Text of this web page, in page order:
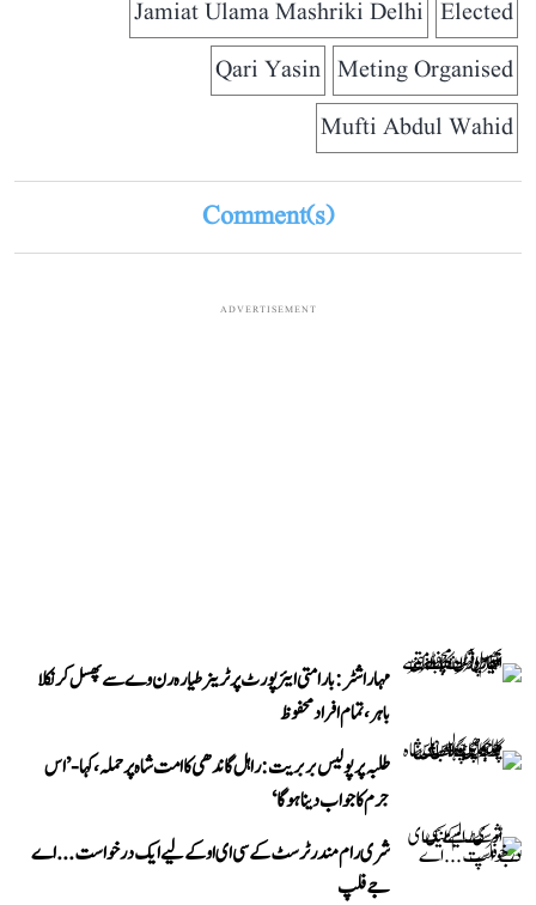
Elected
Jamiat Ulama Mashriki Delhi
Meting Organised
Qari Yasin
Mufti Abdul Wahid
Comment(s)
ADVERTISEMENT
مہاراشٹر: بارامتی ایئرپورٹ پر ٹرینر طیارہ رن وے سے پھسل کر نکلا
باہر، تمام افراد محفوظ
طلبہ پر پولیس بربریت: راہل گاندھی کا امت شاہ پر حملہ، کہا- ’اس
جرم کا جواب دینا ہوگا‘
شری رام مندر ٹرسٹ کے سی ای او کے لیے ایک درخواست...اے
جے فلپ